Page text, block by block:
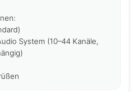
System (10–44 Kanäle,